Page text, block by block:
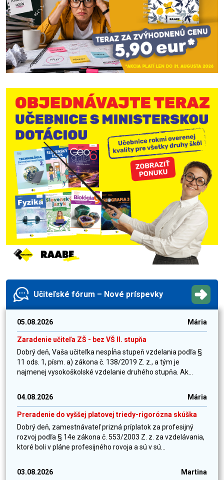
Učiteľské fórum – Nové príspevky
05.08.2026 Mária
Zaradenie učiteľa ZŠ - bez VŠ II. stupňa
Dobrý deň, Vaša učiteľka nespĺňa stupeň vzdelania podľa §
11 ods. 1, písm. a) zákona č. 138/2019 Z. z., a tým je
najmenej vysokoškolské vzdelanie druhého stupňa. Ak...
04.08.2026 Mária
Preradenie do vyššej platovej triedy-rigorózna skúška
Dobrý deň, zamestnávateľ prizná príplatok za profesijný
rozvoj podľa § 14e zákona č. 553/2003 Z. z. za vzdelávania,
ktoré boli v pláne profesijného rovoja a sú v sú...
03.08.2026 Martina